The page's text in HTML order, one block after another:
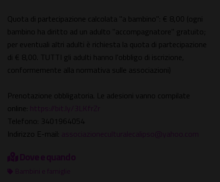
Quota di partecipazione calcolata "a bambino": € 8,00 (ogni
bambino ha diritto ad un adulto "accompagnatore" gratuito;
per eventuali altri adulti è richiesta la quota di partecipazione
di € 8,00. TUTTI gli adulti hanno l'obbligo di iscrizione,
conformemente alla normativa sulle associazioni)
Prenotazione obbligatoria. Le adesioni vanno compilate
online: https://bit.ly/3LKfrZr
Telefono: 3401964054
Indirizzo E-mail: associazioneculturalecalipso@yahoo.com
Dove e quando
Bambini e famiglie